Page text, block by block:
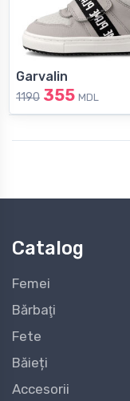
Garvalin
1190 355 MDL
Catalog
Femei
Bărbaţi
Fete
Băieți
Accesorii